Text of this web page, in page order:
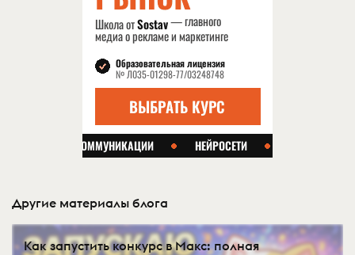
Другие материалы блога
Как запустить конкурс в Макс: полная